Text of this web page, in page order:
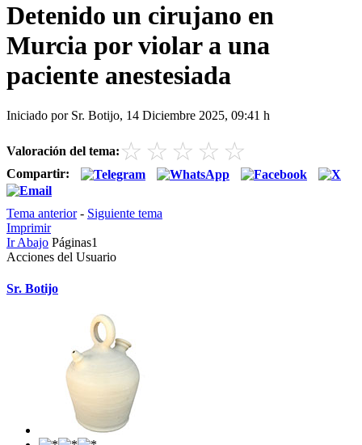
Detenido un cirujano en
Murcia por violar a una
paciente anestesiada
Iniciado por Sr. Botijo, 14 Diciembre 2025, 09:41 h
Valoración del tema: ☆ ☆ ☆ ☆ ☆
Compartir:
Tema anterior- Siguiente tema
Imprimir
Ir Abajo Páginas1
Acciones del Usuario
Sr. Botijo